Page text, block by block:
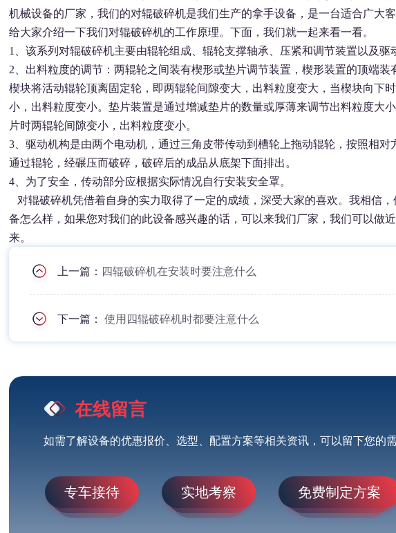
机械设备的厂家，我们的对辊破碎机是我们生产的拿手设备，是一台适合广大
给大家介绍一下我们对辊破碎机的工作原理。下面，我们就一起来看一看。
1、该系列对辊破碎机主要由辊轮组成、辊轮支撑轴承、压紧和调节装置以及驱
2、出料粒度的调节：两辊轮之间装有楔形或垫片调节装置，楔形装置的顶端装
楔块将活动辊轮顶离固定轮，即两辊轮间隙变大，出料粒度变大，当楔块向下
小，出料粒度变小。垫片装置是通过增减垫片的数量或厚薄来调节出料粒度大
片时两辊轮间隙变小，出料粒度变小。
3、驱动机构是由两个电动机，通过三角皮带传动到槽轮上拖动辊轮，按照相
通过辊轮，经碾压而破碎，破碎后的成品从底架下面排出。
4、为了安全，传动部分应根据实际情况自行安装安全罩。
对辊破碎机凭借着自身的实力取得了一定的成绩，深受大家的喜欢。我相信
备怎么样，如果您对我们的此设备感兴趣的话，可以来我们厂家，我们可以做
来。
上一篇： 四辊破碎机在安装时要注意什么
下一篇：使用四辊破碎机时都要注意什么
在线留言
如需了解设备的优惠报价、选型、配置方案等相关资讯，可以留下您的需
专车接待 实地考察 免费制定方案